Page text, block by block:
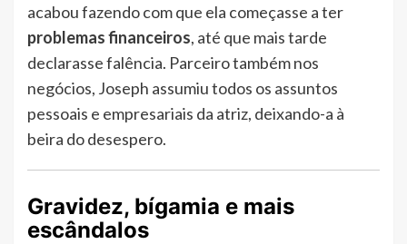
acabou fazendo com que ela começasse a ter
problemas financeiros, até que mais tarde
declarasse falência. Parceiro também nos
negócios, Joseph assumiu todos os assuntos
pessoais e empresariais da atriz, deixando-a à
beira do desespero.
Gravidez, bígamia e mais
escândalos